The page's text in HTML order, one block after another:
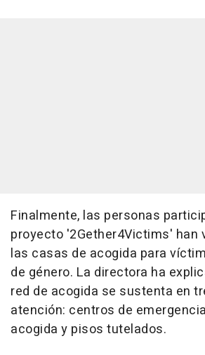
Finalmente, las personas
proyecto '2Gether4Victims' han
las casas de acogida para
de género. La directora ha
red de acogida se sustenta en
atención: centros de
acogida y pisos tutelados.